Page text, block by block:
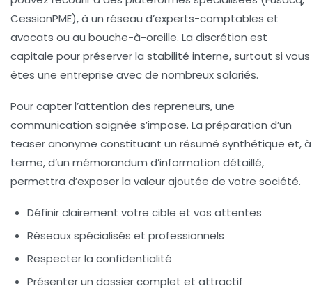
CessionPME), à un réseau d’experts-comptables et
avocats ou au bouche-à-oreille. La discrétion est
capitale pour préserver la stabilité interne, surtout si vous
êtes une entreprise avec de nombreux salariés.
Pour capter l’attention des repreneurs, une
communication soignée s’impose. La préparation d’un
teaser anonyme constituant un résumé synthétique et, à
terme, d’un mémorandum d’information détaillé,
permettra d’exposer la valeur ajoutée de votre société.
Définir clairement votre cible et vos attentes
Réseaux spécialisés et professionnels
Respecter la confidentialité
Présenter un dossier complet et attractif